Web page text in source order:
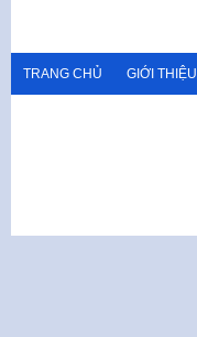
TRANG CHỦ GIỚI THIỆU